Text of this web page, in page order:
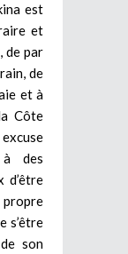
est
et
de par
de
et à
Côte
des
d’être
s’être
son